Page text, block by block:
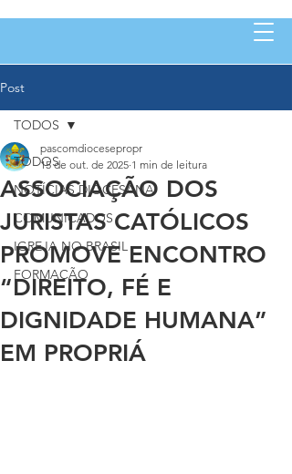
Post
TODOS
NOTÍCIAS DIOCESANA
COMUNICADOS
IGREJA NO BRASIL
FORMAÇÃO
TODOS
ASSOCIAÇÃO DOS
JURISTAS CATÓLICOS
PROMOVE ENCONTRO
“DIREITO, FÉ E
DIGNIDADE HUMANA”
EM PROPRIÁ
pascomdiocesepropr
15 de out. de 2025 1 min de leitura